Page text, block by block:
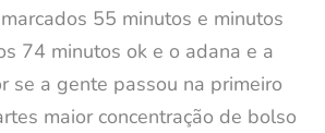
55 minutos e minutos
74 minutos ok e o adana e a
se a gente passou na primeiro
maior concentração de bolso